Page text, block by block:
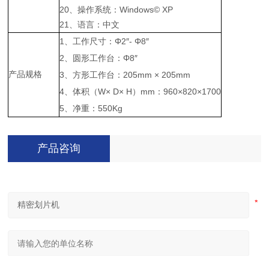
20、操作系统：Windows© XP
21、语言：中文
产品规格
1、工作尺寸：Φ2″- Φ8″
2、圆形工作台：Φ8″
3、方形工作台：205mm × 205mm
4、体积（W× D× H）mm：960×820×1700
5、净重：550Kg
产品咨询